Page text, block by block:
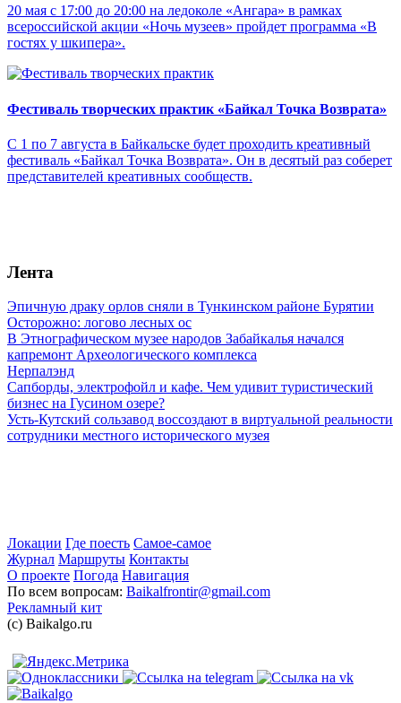
20 мая с 17:00 до 20:00 на ледоколе «Ангара» в рамках
всероссийской акции «Ночь музеев» пройдет программа «В
гостях у шкипера».
Фестиваль творческих практик «Байкал Точка Возврата»
С 1 по 7 августа в Байкальске будет проходить креативный
фестиваль «Байкал Точка Возврата». Он в десятый раз соберет
представителей креативных сообществ.
Лента
Эпичную драку орлов сняли в Тункинском районе Бурятии
Осторожно: логово лесных ос
В Этнографическом музее народов Забайкалья начался
капремонт Археологического комплекса
Нерпалэнд
Сапборды, электрофойл и кафе. Чем удивит туристический
бизнес на Гусином озере?
Усть-Кутский сользавод воссоздают в виртуальной реальности
сотрудники местного исторического музея
Локации Где поесть Самое-самое
Журнал Маршруты Контакты
О проекте Погода Навигация
По всем вопросам: Baikalfrontir@gmail.com
Рекламный кит
(с) Baikalgo.ru